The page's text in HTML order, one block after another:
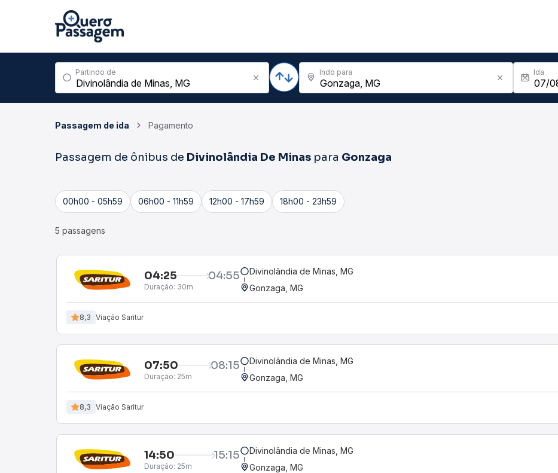
Partindo de Indo para Ida
Passagem de ida Pagamento
Passagem de ônibus de Divinolândia De Minas para Gonzaga
00h00 - 05h59 06h00 - 11h59 12h00 - 17h59 18h00 - 23h59
5 passagens
04:25 04:55
Duração: 30m
Divinolândia de Minas, MG
Gonzaga, MG
8,3 Viação Saritur
07:50 08:15
Duração: 25m
Divinolândia de Minas, MG
Gonzaga, MG
8,3 Viação Saritur
14:50 15:15
Duração: 25m
Divinolândia de Minas, MG
Gonzaga, MG